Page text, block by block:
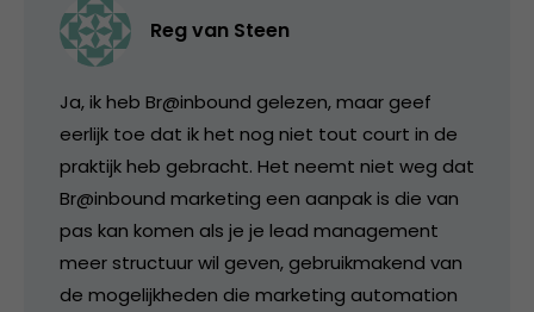
Reg van Steen
Ja, ik heb Br@inbound gelezen, maar geef
eerlijk toe dat ik het nog niet tout court in de
praktijk heb gebracht. Het neemt niet weg dat
Br@inbound marketing een aanpak is die van
pas kan komen als je je lead management
meer structuur wil geven, gebruikmakend van
de mogelijkheden die marketing automation